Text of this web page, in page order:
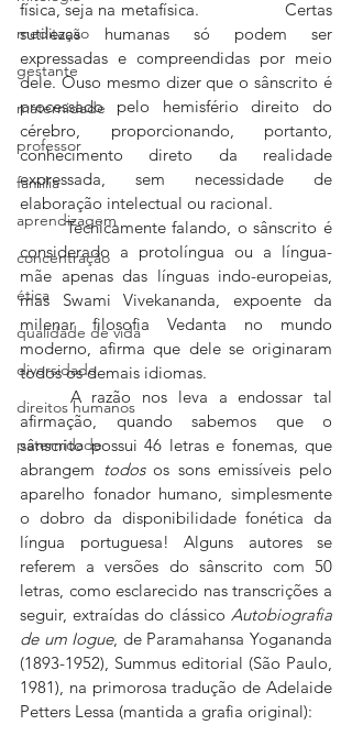
meditação
gestante
maternidade
professor
família
aprendizagem
concentração
ética
qualidade de vida
diversidade
direitos humanos
paternidade
física, seja na metafísica. 		Certas
sutilezas humanas só podem ser
expressadas e compreendidas por meio
dele. Ouso mesmo dizer que o sânscrito é
processado pelo hemisfério direito do
cérebro, proporcionando, portanto,
conhecimento direto da realidade
expressada, sem necessidade de
elaboração intelectual ou racional.
	Tecnicamente falando, o sânscrito é
considerado a protolíngua ou a língua-
mãe apenas das línguas indo-europeias,
mas Swami Vivekananda, expoente da
milenar filosofia Vedanta no mundo
moderno, afirma que dele se originaram
todos os demais idiomas.
	A razão nos leva a endossar tal
afirmação, quando sabemos que o
sânscrito possui 46 letras e fonemas, que
abrangem todos os sons emissíveis pelo
aparelho fonador humano, simplesmente
o dobro da disponibilidade fonética da
língua portuguesa! Alguns autores se
referem a versões do sânscrito com 50
letras, como esclarecido nas transcrições a
seguir, extraídas do clássico Autobiografia
de um Iogue, de Paramahansa Yogananda
(1893-1952), Summus editorial (São Paulo,
1981), na primorosa tradução de Adelaide
Petters Lessa (mantida a grafia original):